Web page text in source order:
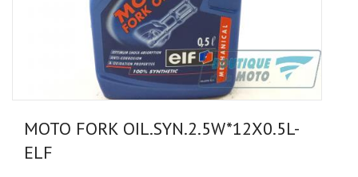
MOTO FORK OIL.SYN.2.5W*12X0.5L-
ELF